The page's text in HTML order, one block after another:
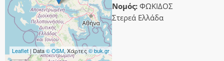
Leaflet | Data© OSM, Χάρτες © buk.gr
Νομός: ΦΩΚΙΔΟΣ
Στερεά Ελλάδα